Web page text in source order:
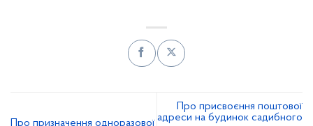
Про призначення одноразової
Про присвоєння поштової
адреси на будинок садибного